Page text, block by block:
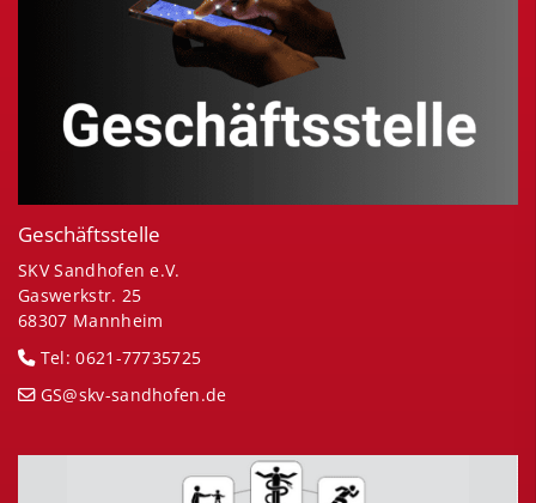
Geschäftsstelle
SKV Sandhofen e.V.
Gaswerkstr. 25
68307 Mannheim
Tel: 0621-77735725
GS@skv-sandhofen.de